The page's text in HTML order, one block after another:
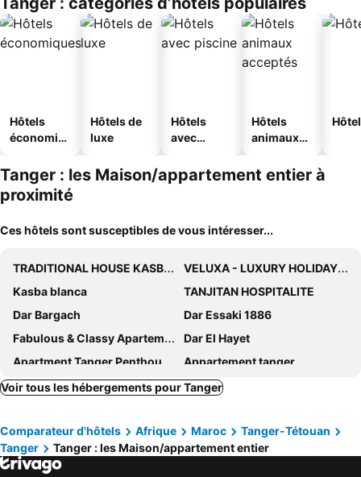
Hôtels
économiq
Hôtels de
luxe
Hôtels
avec
Hôtels
animaux
Tanger : les Maison/appartement entier à
proximité
Ces hôtels sont susceptibles de vous intéresser...
TRADITIONAL HOUSE KASBAH OF TANGIER
VELUXA - LUXURY HOLIDAY HOMES - Centric flat
Kasba blanca
TANJITAN HOSPITALITE
Dar Bargach
Dar Essaki 1886
Fabulous & Classy Apartement
Dar El Hayet
Apartment Tanger Penthouse Duplex With Sea View
Appartement tanger
Bright And Spacious Apartment
Luxury Beach Apartment with Balcony, free Wi-Fi & AC
serenity Stays-Luxury Suites & Appart 8
Apartment/ Flat - Tanger
Luxury & Clean Close To The Sea
Tidy And Calm Accommodation Equiped With Wifi Connection
Voir tous les hébergements pour Tanger
Comparateur d'hôtels Afrique Maroc
Tanger-Tétouan
Tanger
Tanger : les Maison/appartement entier